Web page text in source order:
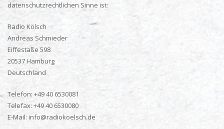
datenschutzrechtlichen Sinne ist:
Radio Kölsch
Andreas Schmieder
Eiffestaße 598
20537 Hamburg
Deutschland
Telefon: +49 40 6530081
Telefax: +49 40 6530080
E-Mail: info@radiokoelsch.de